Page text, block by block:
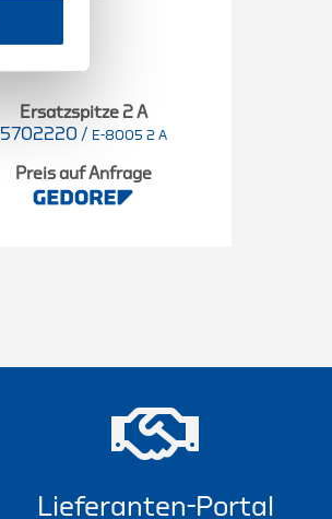
Ersatzspitze 2 A
5702220 / E-8005 2 A
Preis auf Anfrage
Lieferanten-Portal